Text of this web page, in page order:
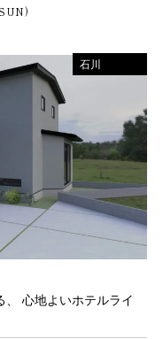
石川
、 心地よいホテルライ